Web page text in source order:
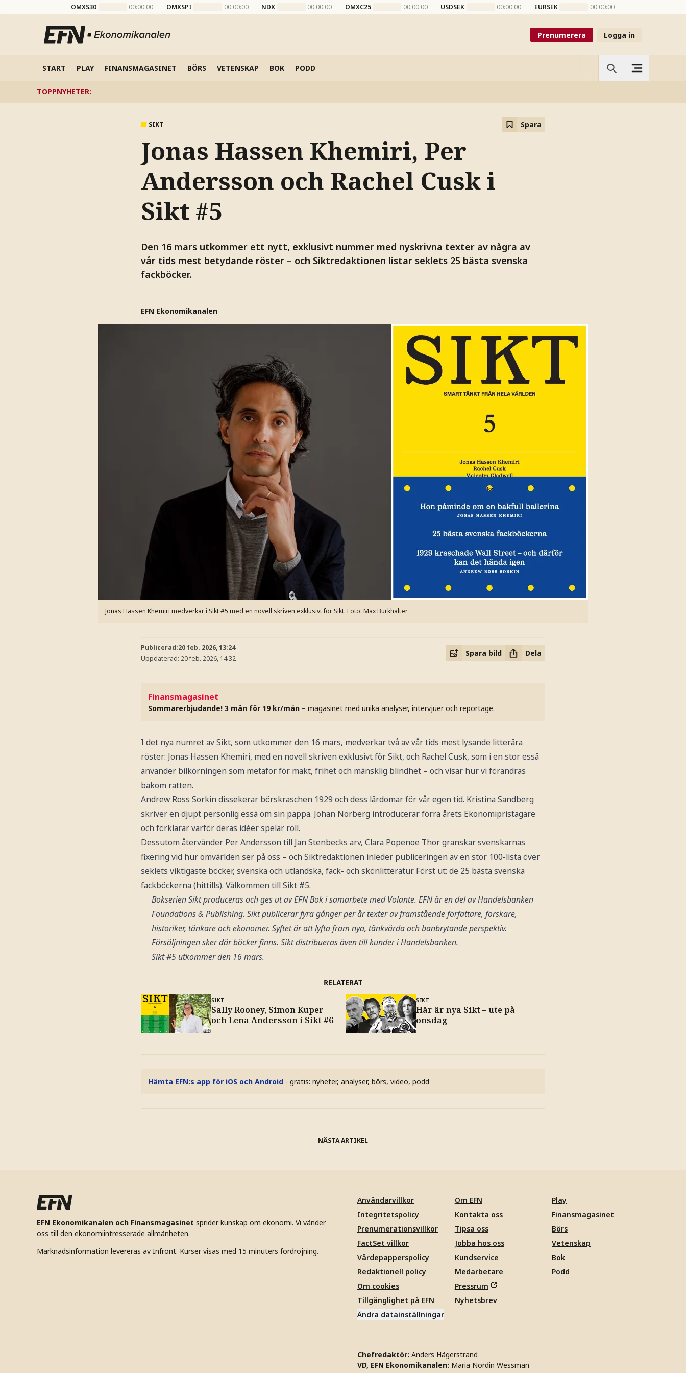
OMXS30 00:00:00 OMXSPI 00:00:00 NDX 00:00:00 OMXC25 00:00:00 USDSEK 00:00:00 EURSEK 00:00:00
Prenumerera Logga in
START PLAY FINANSMAGASINET BÖRS VETENSKAP BOK PODD
TOPPNYHETER:
SIKT Spara
Jonas Hassen Khemiri, Per
Andersson och Rachel Cusk i
Sikt #5
Den 16 mars utkommer ett nytt, exklusivt nummer med nyskrivna texter av några av
vår tids mest betydande röster – och Siktredaktionen listar seklets 25 bästa svenska
fackböcker.
EFN Ekonomikanalen
Jonas Hassen Khemiri medverkar i Sikt #5 med en novell skriven exklusivt för Sikt. Foto: Max Burkhalter
Publicerad:20 feb. 2026, 13:24
Uppdaterad: 20 feb. 2026, 14:32
Spara bild Dela
Finansmagasinet
Sommarerbjudande! 3 mån för 19 kr/mån – magasinet med unika analyser, intervjuer och reportage.
I det nya numret av Sikt, som utkommer den 16 mars, medverkar två av vår tids mest lysande litterära
röster: Jonas Hassen Khemiri, med en novell skriven exklusivt för Sikt, och Rachel Cusk, som i en stor essä
använder bilkörningen som metafor för makt, frihet och mänsklig blindhet – och visar hur vi förändras
bakom ratten.
Andrew Ross Sorkin dissekerar börskraschen 1929 och dess lärdomar för vår egen tid. Kristina Sandberg
skriver en djupt personlig essä om sin pappa. Johan Norberg introducerar förra årets Ekonomipristagare
och förklarar varför deras idéer spelar roll.
Dessutom återvänder Per Andersson till Jan Stenbecks arv, Clara Popenoe Thor granskar svenskarnas
fixering vid hur omvärlden ser på oss – och Siktredaktionen inleder publiceringen av en stor 100-lista över
seklets viktigaste böcker, svenska och utländska, fack- och skönlitteratur. Först ut: de 25 bästa svenska
fackböckerna (hittills). Välkommen till Sikt #5.
Bokserien Sikt produceras och ges ut av EFN Bok i samarbete med Volante. EFN är en del av Handelsbanken
Foundations & Publishing. Sikt publicerar fyra gånger per år texter av framstående författare, forskare,
historiker, tänkare och ekonomer. Syftet är att lyfta fram nya, tänkvärda och banbrytande perspektiv.
Försäljningen sker där böcker finns. Sikt distribueras även till kunder i Handelsbanken.
Sikt #5 utkommer den 16 mars.
RELATERAT
SIKT
Sally Rooney, Simon Kuper
och Lena Andersson i Sikt #6
SIKT
Här är nya Sikt – ute på
onsdag
Hämta EFN:s app för iOS och Android - gratis: nyheter, analyser, börs, video, podd
NÄSTA ARTIKEL
EFN Ekonomikanalen och Finansmagasinet sprider kunskap om ekonomi. Vi vänder
oss till den ekonomiintresserade allmänheten.
Marknadsinformation levereras av Infront. Kurser visas med 15 minuters fördröjning.
Användarvillkor
Integritetspolicy
Prenumerationsvillkor
FactSet villkor
Värdepapperspolicy
Redaktionell policy
Om cookies
Tillgänglighet på EFN
Ändra datainställningar
Om EFN
Kontakta oss
Tipsa oss
Jobba hos oss
Kundservice
Medarbetare
Pressrum
Nyhetsbrev
Play
Finansmagasinet
Börs
Vetenskap
Bok
Podd
Chefredaktör: Anders Hägerstrand
VD, EFN Ekonomikanalen: Maria Nordin Wessman